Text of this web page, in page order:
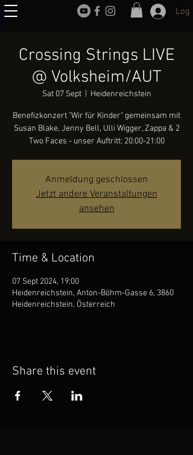
Log
Crossing Strings LIVE
@ Volksheim/AUT
Sat 07 Sept
  |
Heidenreichstein
Benefizkonzert "Wir für Kinder" gemeinsam mit
Susan Blake, Jenny Bell, Ulli Wigger, Zappa & 2
Two Faces - unser Auftritt: 20:00-21:00
Anmeldung geschlossen
Jetzt andere Veranstaltungen
ansehen
Time & Location
07 Sept 2024, 19:00
Heidenreichstein, Anton-Böhm-Gasse 6, 3860
Heidenreichstein, Österreich
Share this event